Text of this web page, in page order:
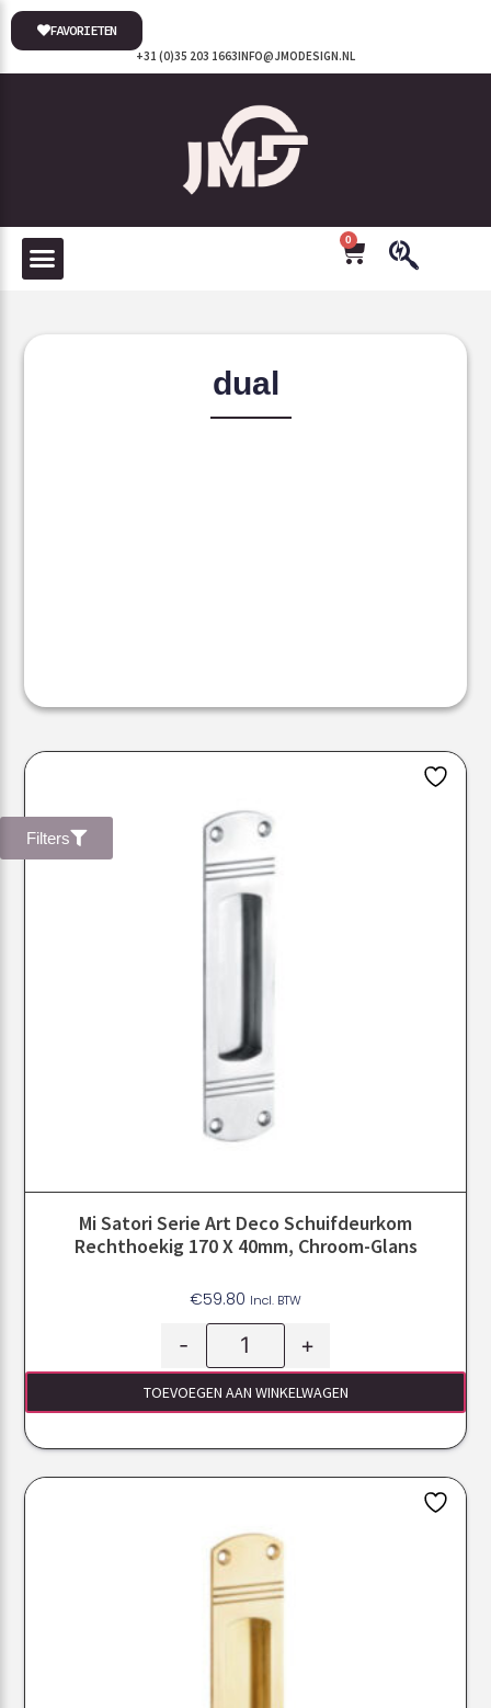
INFO@JMODESIGN.NL
+31 (0)35 203 1663
FAVORIETEN
0
dual
Filters
Mi Satori Serie Art Deco Schuifdeurkom
Rechthoekig 170 X 40mm, Chroom-Glans
€59.80 Incl. BTW
- +
TOEVOEGEN AAN WINKELWAGEN